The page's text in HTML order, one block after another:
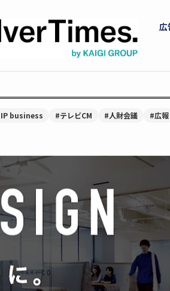
広
business #テレビCM #人財会議 #広報